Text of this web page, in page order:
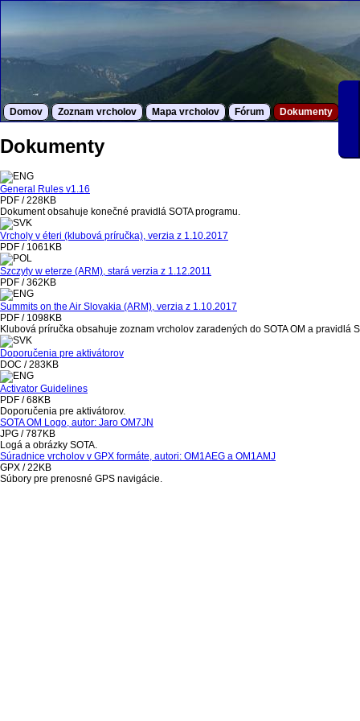
Domov Zoznam vrcholov Mapa vrcholov Fórum Dokumenty
Dokumenty
General Rules v1.16
PDF / 228KB
Dokument obsahuje konečné pravidlá SOTA programu.
Vrcholy v éteri (klubová príručka), verzia z 1.10.2017
PDF / 1061KB
Szczyty w eterze (ARM), stará verzia z 1.12.2011
PDF / 362KB
Summits on the Air Slovakia (ARM), verzia z 1.10.2017
PDF / 1098KB
Klubová príručka obsahuje zoznam vrcholov zaradených do SOTA OM a pravidlá
Doporučenia pre aktivátorov
DOC / 283KB
Activator Guidelines
PDF / 68KB
Doporučenia pre aktivátorov.
SOTA OM Logo, autor: Jaro OM7JN
JPG / 787KB
Logá a obrázky SOTA.
Súradnice vrcholov v GPX formáte, autori: OM1AEG a OM1AMJ
GPX / 22KB
Súbory pre prenosné GPS navigácie.